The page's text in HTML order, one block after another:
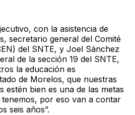
con la asistencia de
secretario general del Comité
del SNTE, y Joel Sánchez
de la sección 19 del SNTE,
la educación es
de Morelos, que nuestras
estén bien es una de las metas
por eso van a contar
seis años”.